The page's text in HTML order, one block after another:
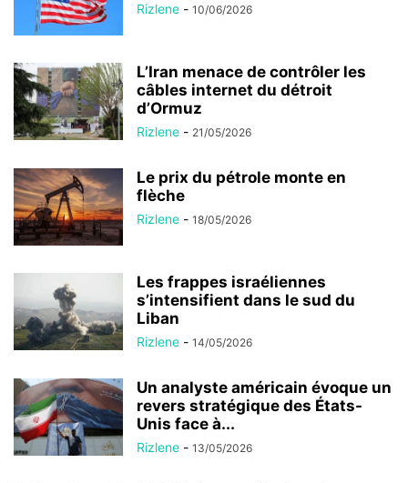
Rizlene - 10/06/2026
L’Iran menace de contrôler les
câbles internet du détroit
d’Ormuz
Rizlene - 21/05/2026
Le prix du pétrole monte en
flèche
Rizlene - 18/05/2026
Les frappes israéliennes
s’intensifient dans le sud du
Liban
Rizlene - 14/05/2026
Un analyste américain évoque un
revers stratégique des États-
Unis face à...
Rizlene - 13/05/2026